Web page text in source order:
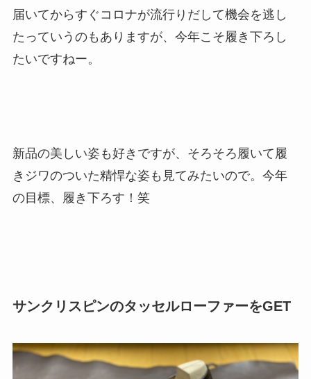
届いてからすぐコロナが流行りだして機会を逃し
たっていうのもありますが、今年こそ履き下ろし
たいですねー。
新品の美しい姿も好きですが、そろそろ履いて履
きジワのついた精悍な姿も見てみたいので。今年
の目標、履き下ろす！笑
サンクリスピンのタッセルローファーをGET